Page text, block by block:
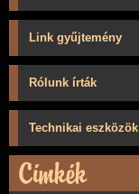
Link gyűjtemény
Rólunk írták
Technikai eszközök